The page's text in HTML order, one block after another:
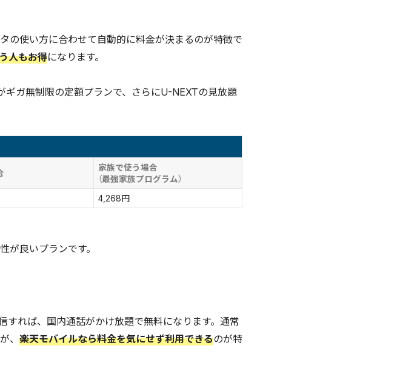
の使い方に合わせて自動的に料金が決まるのが特徴で
人もお得になります。
ギガ無制限の定額プランで、さらにU-NEXTの見放題
家族で使う場合
（最強家族プログラム）
4,268円
が良いプランです。
すれば、国内通話がかけ放題で無料になります。通常
、 楽天モバイルなら料金を気にせず利用できるのが特